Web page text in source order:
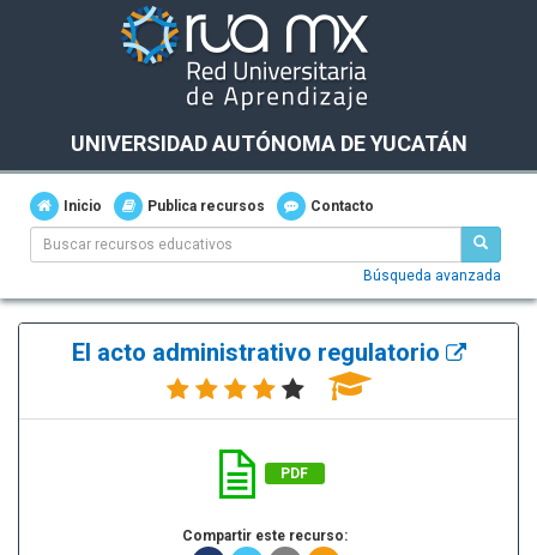
UNIVERSIDAD AUTÓNOMA DE YUCATÁN
Inicio Publica recursos Contacto
Búsqueda avanzada
El acto administrativo regulatorio
PDF
Compartir este recurso: